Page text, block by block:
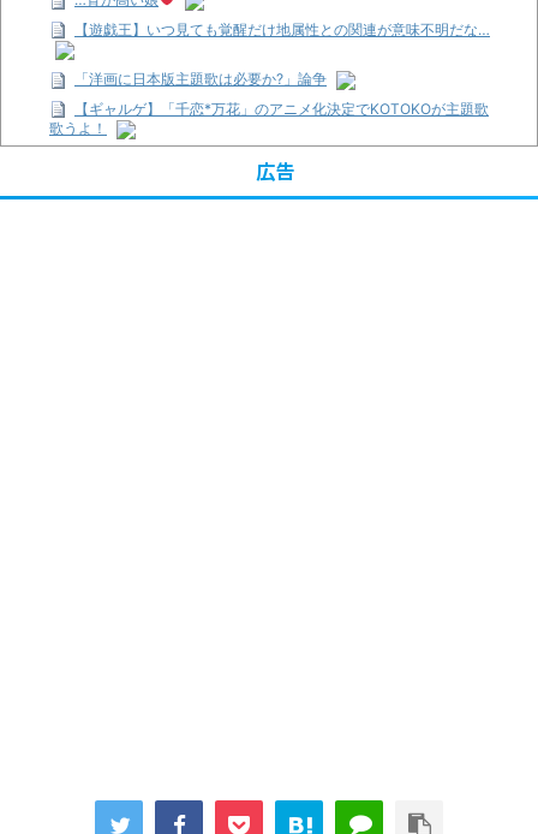
【遊戯王】いつ見ても覚醒だけ地属性との関連が意味不明だな…
「洋画に日本版主題歌は必要か?」論争
【ギャルゲ】「千恋*万花」のアニメ化決定でKOTOKOが主題歌
歌うよ！
【R-18】真・女神転生 Road to the Transcendence【二次創作】
広告